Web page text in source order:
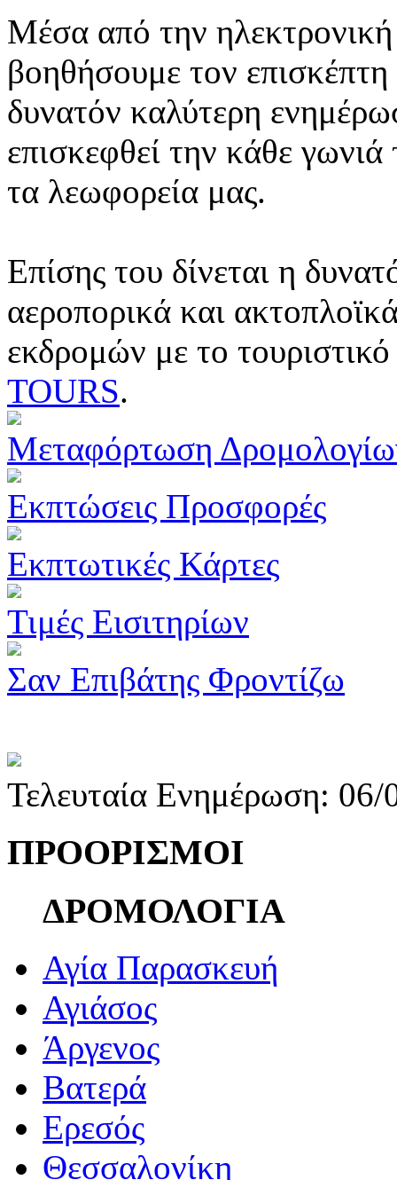
Μέσα από την ηλεκτρονική
βοηθήσουμε τον
δυνατόν καλύτερη
επισκεφθεί την κάθε
τα λεωφορεία μας.
Επίσης του δίνεται η
αεροπορικά και
εκδρομών με το
TOURS.
Μεταφόρτωση
Εκπτώσεις Προσφορές
Εκπτωτικές Κάρτες
Τιμές Εισιτηρίων
Σαν Επιβάτης Φροντίζω
Τελευταία Ενημέρωση:
ΠΡΟΟΡΙΣΜΟΙ
ΔΡΟΜΟΛΟΓΙΑ
Αγία Παρασκευή
Αγιάσος
Άργενος
Βατερά
Ερεσός
Θεσσαλονίκη